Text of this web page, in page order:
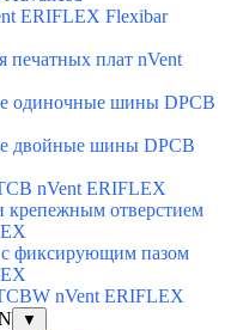
ERIFLEX Flexibar
плат nVent
одиночные шины DPCB
двойные шины DPCB
nVent ERIFLEX
отверстием
фиксирующим пазом
nVent ERIFLEX
▼